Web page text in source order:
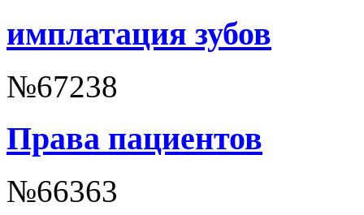
имплатация зубов
№67238
Права пациентов
№66363